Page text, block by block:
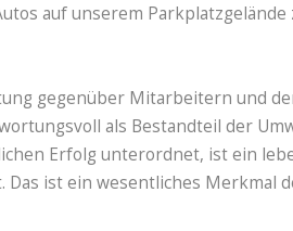
auf unserem Parkplatzgelände
gegenüber Mitarbeitern und
als Bestandteil der
Erfolg unterordnet, ist ein
ist ein wesentliches Merkmal